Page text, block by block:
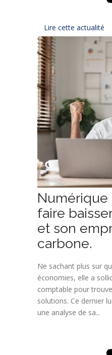
Lire cette actualité
Numérique
faire
et son
carbone.
Ne sachant plus sur
économies, elle a
comptable pour
solutions. Ce dernier
une analyse de sa...